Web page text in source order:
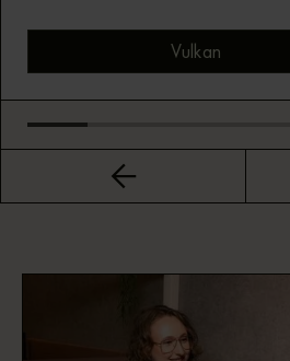
Vulkan
Bekijk montuur